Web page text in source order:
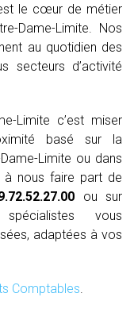
le cœur de métier
Dame-Limite. Nos
au quotidien des
secteurs d’activité
Limite c’est miser
basé sur la
Limite ou dans
à nous faire part de
ou sur
spécialistes vous
adaptées à vos
Comptables